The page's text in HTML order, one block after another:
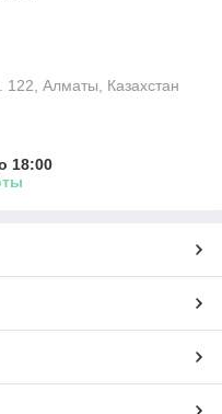
122, Алматы, Казахстан
18:00